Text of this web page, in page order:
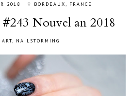
2018 BORDEAUX, FRANCE
Nouvel an 2018
, NAILSTORMING